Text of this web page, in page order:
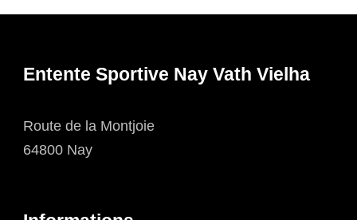
Entente Sportive Nay Vath Vielha
Route de la Montjoie
64800 Nay